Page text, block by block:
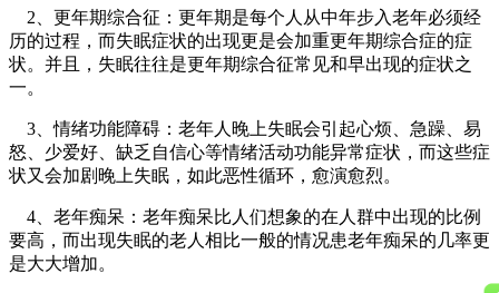
2、更年期综合征：更年期是每个人从中年步入老年必须经
历的过程，而失眠症状的出现更是会加重更年期综合症的症
状。并且，失眠往往是更年期综合征常见和早出现的症状之
一。
3、情绪功能障碍：老年人晚上失眠会引起心烦、急躁、易
怒、少爱好、缺乏自信心等情绪活动功能异常症状，而这些症
状又会加剧晚上失眠，如此恶性循环，愈演愈烈。
4、老年痴呆：老年痴呆比人们想象的在人群中出现的比例
要高，而出现失眠的老人相比一般的情况患老年痴呆的几率更
是大大增加。